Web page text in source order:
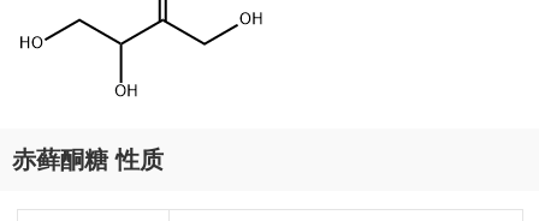
赤藓酮糖 性质